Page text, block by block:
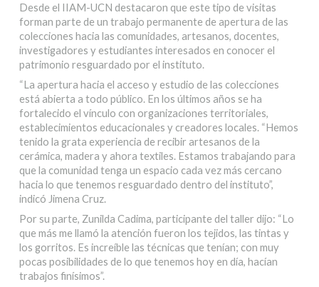
Desde el IIAM-UCN destacaron que este tipo de visitas
forman parte de un trabajo permanente de apertura de las
colecciones hacia las comunidades, artesanos, docentes,
investigadores y estudiantes interesados en conocer el
patrimonio resguardado por el instituto.
“La apertura hacia el acceso y estudio de las colecciones
está abierta a todo público. En los últimos años se ha
fortalecido el vínculo con organizaciones territoriales,
establecimientos educacionales y creadores locales. “Hemos
tenido la grata experiencia de recibir artesanos de la
cerámica, madera y ahora textiles. Estamos trabajando para
que la comunidad tenga un espacio cada vez más cercano
hacia lo que tenemos resguardado dentro del instituto”,
indicó Jimena Cruz.
Por su parte, Zunilda Cadima, participante del taller dijo: “Lo
que más me llamó la atención fueron los tejidos, las tintas y
los gorritos. Es increíble las técnicas que tenían; con muy
pocas posibilidades de lo que tenemos hoy en día, hacían
trabajos finísimos”.